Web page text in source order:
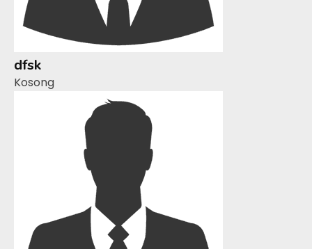
dfsk
Kosong